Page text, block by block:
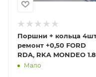
Поршни + кольца 4шт
ремонт +0,50 FORD
RDA, RKA MONDEO 1.8
Мало